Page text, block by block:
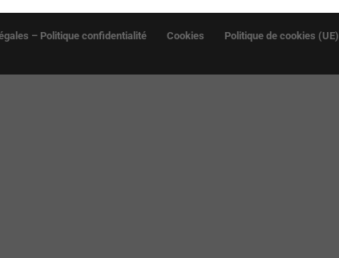
– Politique confidentialité Cookies Politique de cookies (UE)